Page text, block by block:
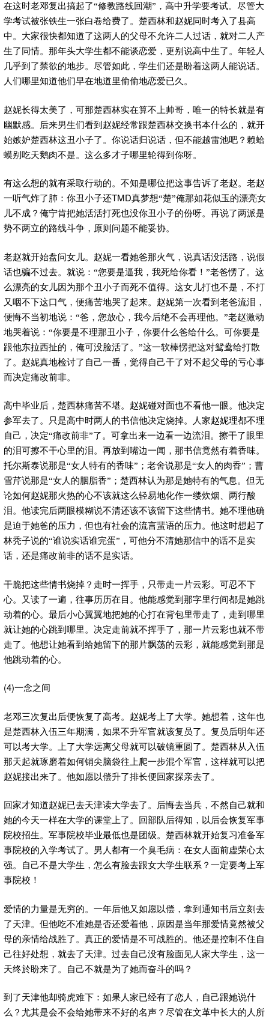
在这时老邓复出搞起了“修教路线回潮”，高中升学要考试。尽管大
学考试被张铁生一张白卷给费了。楚西林和赵妮同时考入了县高
中。大家很快都知道了这两人的父母不允许二人过话，就对二人产
生了同情。那年头大学生都不能谈恋爱，更别说高中生了。年轻人
几乎到了禁欲的地步。尽管如此，学生们还是盼着这两人能说话。
人们哪里知道他们早在地道里偷偷地恋爱已久。
赵妮长得太美了，可那楚西林实在算不上帅哥，唯一的特长就是有
幽默感。后来男生们看到赵妮经常跟楚西林交换书本什么的，就开
始嫉妒楚西林这丑小子了。你说话归说话，但不能越雷池吧？赖蛤
蟆别吃天鹅肉不是。这么多才子哪里轮得到你呀。
有这么想的就有采取行动的。不知是哪位把这事告诉了老赵。老赵
一听气炸了肺：你丑小子还TMD真梦想“楚”俺那如花似玉的漂亮女
儿不成？俺宁肯把她活活打死也没你丑小子的份呀。再说了两派是
势不两立的路线斗争，原则问题不能妥协。
老赵就开始盘问女儿。赵妮一看她爸那火气，说真话没活路，说假
话也骗不过去。就说：“您要是逼我，我死给你看！”老爸愣了。这
么漂亮的女儿因为那个丑小子而死不值得。这女儿打也不是，不打
又咽不下这口气，便痛苦地哭了起来。赵妮第一次看到老爸流泪，
便悔不当初地说：“爸，您放心，我今后绝不会再理他。”老赵激动
地哭着说：“你要是不理那丑小子，你要什么爸给什么。可你要是
跟他东拉西扯的，俺可没脸活了。”这一软棒愣把这对鸳鸯给打散
了。赵妮真地检讨了自己一番，觉得自己干了对不起父母的亏心事
而决定痛改前非。
高中毕业后，楚西林痛苦不堪。赵妮碰对面也不看他一眼。他决定
参军去了。只是高中时两人的书信他决定烧掉。人家赵妮理都不理
自己，决定“痛改前非”了。可拿出来一边看一边流泪。擦干了眼里
的泪可擦不干心里的泪。再放到嘴边一闻，那书信竟然有着香味。
托尔斯泰说那是“女人特有的香味”；老舍说那是“女人的肉香”；曹
雪芹说那是“女人的胭脂香”；楚西林认为那是她特有的气息。但无
论如何赵妮那火热的心不该就这么轻易地化作一缕炊烟、两行酸
泪。他读完后两眼模糊说不清还该不该留下这些情书。她不理他确
是迫于她爸的压力，但也有社会的流言蜚语的压力。他这时想起了
林秃子说的“谁说实话谁完蛋”，可他分不清她那信中的话不是实
话，还是痛改前非的话不是实话。
干脆把这些情书烧掉？走时一挥手，只带走一片云彩。可忍不下
心。又读了一遍，往事历历在目。他能感觉到那字里行间都是她跳
动着的心。最后小心翼翼地把她的心打在背包里带走了，走到哪里
就让她的心跳到哪里。决定走前就不挥手了，那一片云彩也就不带
走了。他想让她看到给她留下的那片飘荡的云彩，就能感觉到那是
他跳动着的心。
(4)一念之间
老邓三次复出后便恢复了高考。赵妮考上了大学。她想着，这年也
是楚西林入伍三年期满，如果不升军官就该复员了。复员后明年还
可以考大学。上了大学远离父母就可以破镜重圆了。楚西林从入伍
那天起就琢磨着如何销尖脑袋往上爬一步混个军官，这样就可以把
赵妮接出来了。他如愿以偿升了排长便回家探亲去了。
回家才知道赵妮已去天津读大学去了。后悔去当兵，不然自己就和
她的今天一样在大学的课堂上了。回部队后得知，以后会恢复军事
院校招生。军事院校毕业最低也是团级。楚西林就开始复习准备军
事院校的入学考试了。男人都有一个臭毛病：在女人面前虚荣心太
强。自己不是大学生，怎么有脸去跟女大学生联系？一定要考上军
事院校！
爱情的力量是无穷的。一年后他又如愿以偿，拿到通知书后立刻去
了天津。但他吃不准她是否还爱着他，原因是当年那爱情竟然被父
母的亲情给战胜了。真正的爱情是不可战胜的。他还是控制不住自
己往好处想，就去了天津。过去自己没有脸面见人家大学生，这一
天终於盼来了。自己不就是为了她而奋斗的吗？
到了天津他却骑虎难下：如果人家已经有了恋人，自己跟她说什
么？尤其是会不会给她带来不好的名声？尽管在文革中长大的人所